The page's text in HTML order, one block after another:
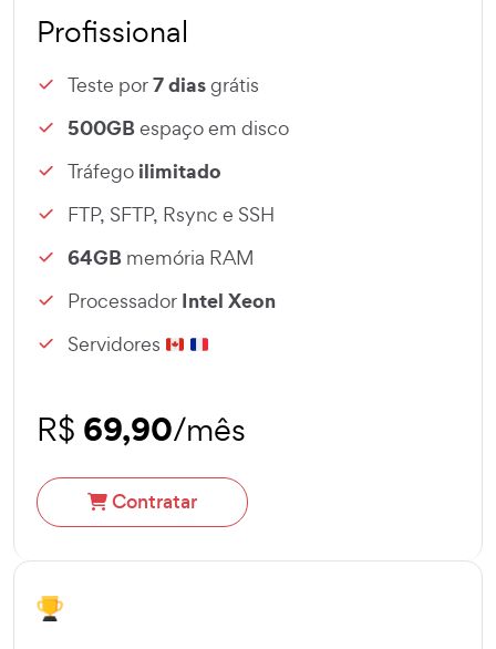
Profissional
Teste por7 diasgrátis
500GBespaço em disco
Tráfego ilimitado
FTP, SFTP, Rsync e SSH
64GB memória RAM
Processador Intel Xeon
Servidores
R$ 69,90/mês
Contratar